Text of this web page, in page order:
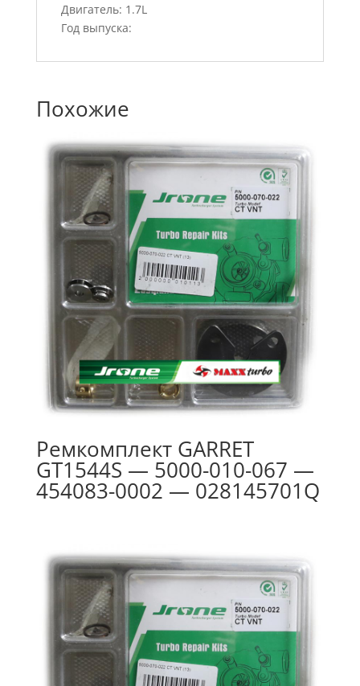
Двигатель: 1.7L
Год выпуска:
Похожие
Ремкомплект GARRET
GT1544S — 5000-010-067 —
454083-0002 — 028145701Q